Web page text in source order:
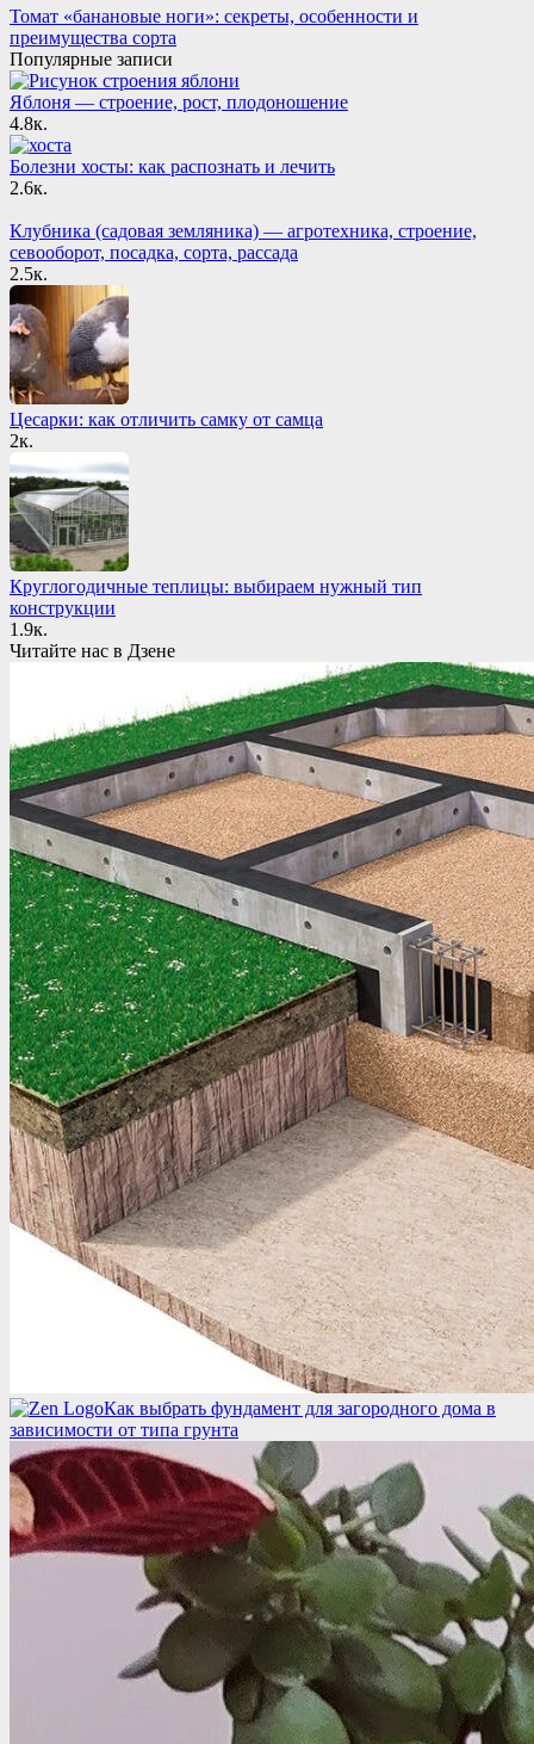
Томат «банановые ноги»: секреты, особенности и
преимущества сорта
Популярные записи
Яблоня — строение, рост, плодоношение
4.8к.
Болезни хосты: как распознать и лечить
2.6к.
Клубника (садовая земляника) — агротехника, строение,
севооборот, посадка, сорта, рассада
2.5к.
Цесарки: как отличить самку от самца
2к.
Круглогодичные теплицы: выбираем нужный тип
конструкции
1.9к.
Читайте нас в Дзене
Как выбрать фундамент для загородного дома в
зависимости от типа грунта